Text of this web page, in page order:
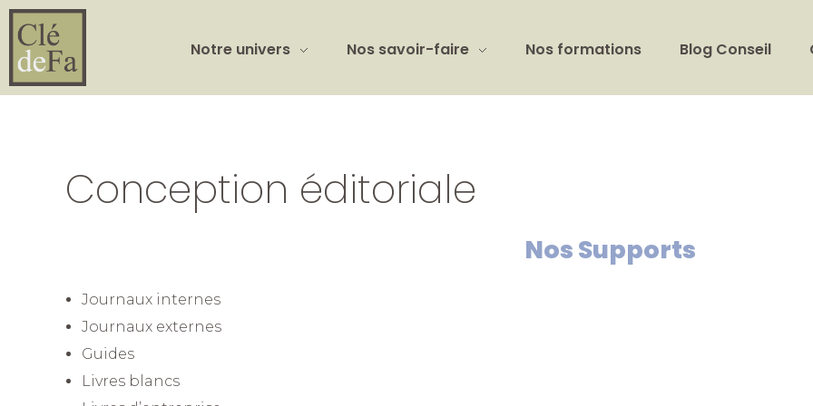
Notre univers Nos savoir-faire Nos formations Blog Conseil
Conception éditoriale
Nos Supports
Journaux internes
Journaux externes
Guides
Livres blancs